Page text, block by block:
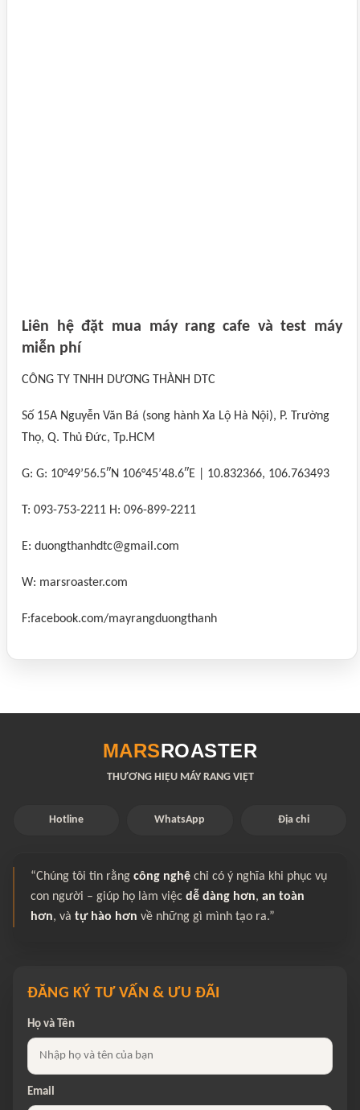
Liên hệ đặt mua máy rang cafe và test máy
miễn phí
CÔNG TY TNHH DƯƠNG THÀNH DTC
Số 15A Nguyễn Văn Bá (song hành Xa Lộ Hà Nội), P. Trường
Thọ, Q. Thủ Đức, Tp.HCM
G: G: 10°49’56.5″N 106°45’48.6″E | 10.832366, 106.763493
T: 093-753-2211 H: 096-899-2211
E: duongthanhdtc@gmail.com
W: marsroaster.com
F:facebook.com/mayrangduongthanh
MARSROASTER
THƯƠNG HIỆU MÁY RANG VIỆT
Hotline WhatsApp Địa chỉ
“Chúng tôi tin rằng công nghệ chỉ có ý nghĩa khi phục vụ
con người – giúp họ làm việc dễ dàng hơn, an toàn
hơn, và tự hào hơn về những gì mình tạo ra.”
ĐĂNG KÝ TƯ VẤN & ƯU ĐÃI
Họ và Tên
Email